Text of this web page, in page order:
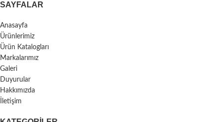
SAYFALAR
Anasayfa
Ürünlerimiz
Ürün Katalogları
Markalarımız
Galeri
Duyurular
Hakkımızda
İletişim